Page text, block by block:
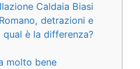
Caldaia Biasi
detrazioni e
qual è la differenza?
molto bene